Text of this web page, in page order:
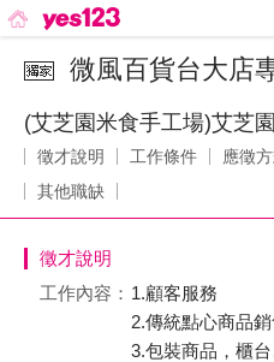
微風百貨台大店
徵才說明 工作條件
應徵
其他職缺
徵才說明
工作內容： 1.顧客服務
2.傳統點心商品銷
3.包裝商品，櫃